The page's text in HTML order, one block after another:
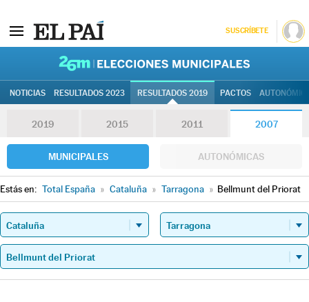
SUSCRÍBETE
NOTICIAS RESULTADOS 2023 RESULTADOS 2019 PACTOS
2019 2015 2011 2007
MUNICIPALES AUTONÓMICAS
Estás en: Total España » Cataluña » Tarragona » Bellmunt del Priorat